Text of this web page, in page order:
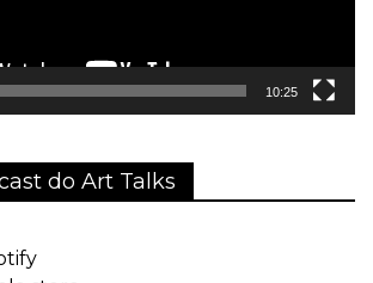
10:25
do Art Talks